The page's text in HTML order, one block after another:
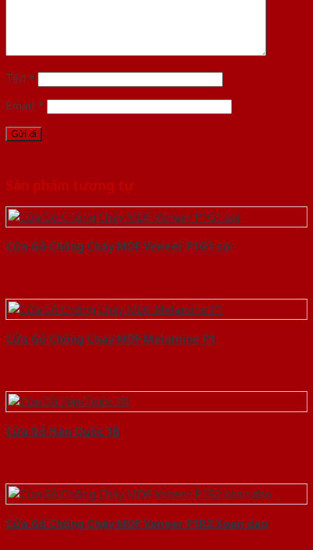
Tên *
Email *
Sản phẩm tương tự
Cửa Gỗ Chống Cháy MDF Veneer P1G1 soi
Cửa Gỗ Chống Cháy MDF Melamine P1
Cửa Gỗ Hàn Quốc 1B
Cửa Gỗ Chống Cháy MDF Veneer P1R2 Xoan dao